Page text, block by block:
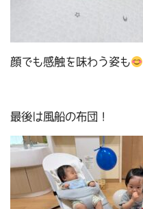
顔でも感触を味わう姿も
最後は風船の布団！